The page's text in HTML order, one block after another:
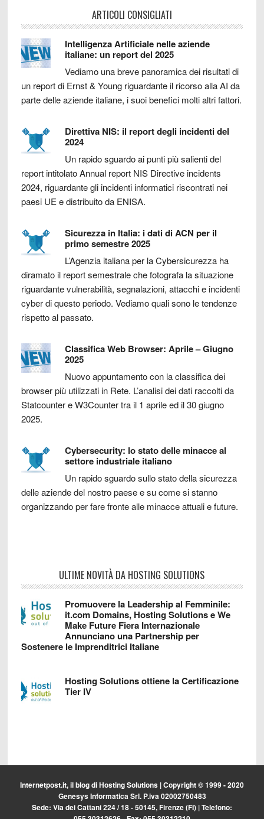
ARTICOLI CONSIGLIATI
Intelligenza Artificiale nelle aziende
italiane: un report del 2025
Vediamo una breve panoramica dei risultati di
un report di Ernst & Young riguardante il ricorso alla AI da
parte delle aziende italiane, i suoi benefici molti altri fattori.
Direttiva NIS: il report degli incidenti del
2024
Un rapido sguardo ai punti più salienti del
report intitolato Annual report NIS Directive incidents
2024, riguardante gli incidenti informatici riscontrati nei
paesi UE e distribuito da ENISA.
Sicurezza in Italia: i dati di ACN per il
primo semestre 2025
L’Agenzia italiana per la Cybersicurezza ha
diramato il report semestrale che fotografa la situazione
riguardante vulnerabilità, segnalazioni, attacchi e incidenti
cyber di questo periodo. Vediamo quali sono le tendenze
rispetto al passato.
Classifica Web Browser: Aprile – Giugno
2025
Nuovo appuntamento con la classifica dei
browser più utilizzati in Rete. L’analisi dei dati raccolti da
Statcounter e W3Counter tra il 1 aprile ed il 30 giugno
2025.
Cybersecurity: lo stato delle minacce al
settore industriale italiano
Un rapido sguardo sullo stato della sicurezza
delle aziende del nostro paese e su come si stanno
organizzando per fare fronte alle minacce attuali e future.
ULTIME NOVITÀ DA HOSTING SOLUTIONS
Promuovere la Leadership al Femminile:
it.com Domains, Hosting Solutions e We
Make Future Fiera Internazionale
Annunciano una Partnership per
Sostenere le Imprenditrici Italiane
Hosting Solutions ottiene la Certificazione
Tier IV
Internetpost.it, il blog diHosting Solutions | Copyright © 1999 - 2020
Genesys Informatica Srl. P.iva 02002750483
Sede: Via dei Cattani 224 / 18 - 50145, Firenze (FI) | Telefono: